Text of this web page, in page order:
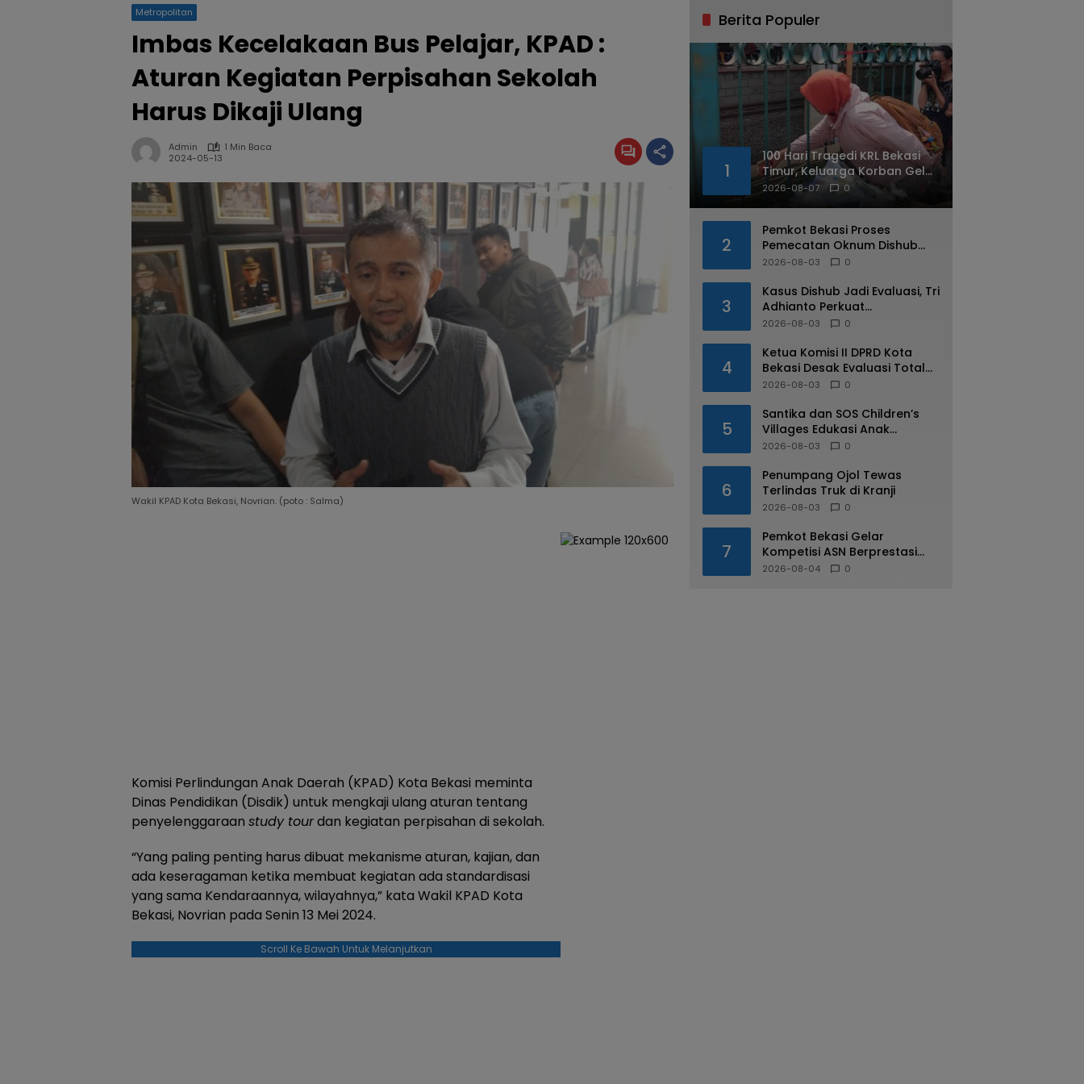
Metropolitan
Imbas Kecelakaan Bus Pelajar, KPAD :
Aturan Kegiatan Perpisahan Sekolah
Harus Dikaji Ulang
Admin
1 Min Baca
2024-05-13
Wakil KPAD Kota Bekasi, Novrian. (poto : Salma)
Komisi Perlindungan Anak Daerah (KPAD) Kota Bekasi meminta
Dinas Pendidikan (Disdik) untuk mengkaji ulang aturan tentang
penyelenggaraan study tourdan kegiatan perpisahan di sekolah.
“Yang paling penting harus dibuat mekanisme aturan, kajian, dan
ada keseragaman ketika membuat kegiatan ada standardisasi
yang sama Kendaraannya, wilayahnya,” kata Wakil KPAD Kota
Bekasi, Novrian pada Senin 13 Mei 2024.
Scroll Ke Bawah Untuk Melanjutkan
Berita Populer
1
100 Hari Tragedi KRL Bekasi
Timur, Keluarga Korban Gelar
Doa Bersama dan Tabur
2026-08-07 0
2
Pemkot Bekasi Proses
Pemecatan Oknum Dishub
Yang Diduga Lakukan Pungli
2026-08-03 0
3
Kasus Dishub Jadi Evaluasi, Tri
Adhianto Perkuat
Pengawasan Aparatur
2026-08-03 0
4
Ketua Komisi II DPRD Kota
Bekasi Desak Evaluasi Total
Usai Dugaan Pungli Oknum
2026-08-03 0
5
Santika dan SOS Children’s
Villages Edukasi Anak
Mengenal Industri Perhotelan
2026-08-03 0
6
Penumpang Ojol Tewas
Terlindas Truk di Kranji
2026-08-03 0
7
Pemkot Bekasi Gelar
Kompetisi ASN Berprestasi
pada HUT RI ke-81
2026-08-04 0